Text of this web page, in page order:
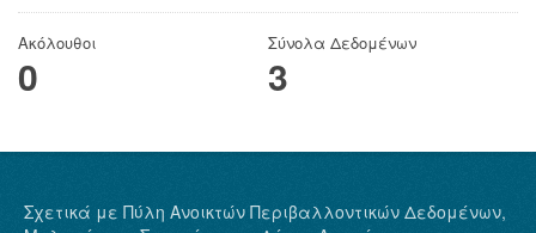
Ακόλουθοι
0
Σύνολα Δεδομένων
3
Σχετικά με Πύλη Ανοικτών Περιβαλλοντικών Δεδομένων,